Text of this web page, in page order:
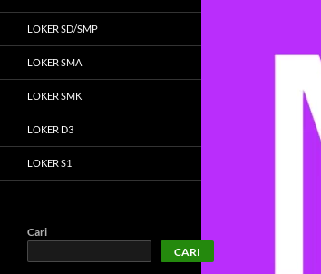
LOKER SD/SMP
LOKER SMA
LOKER SMK
LOKER D3
LOKER S1
Cari
CARI